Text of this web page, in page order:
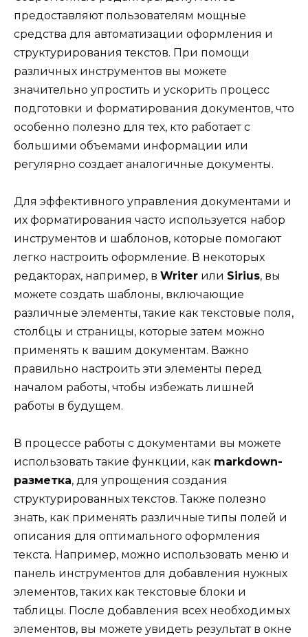
предоставляют пользователям мощные
средства для автоматизации оформления и
структурирования текстов. При помощи
различных инструментов вы можете
значительно упростить и ускорить процесс
подготовки и форматирования документов, что
особенно полезно для тех, кто работает с
большими объемами информации или
регулярно создает аналогичные документы.
Для эффективного управления документами и
их форматирования часто используется набор
инструментов и шаблонов, которые помогают
легко настроить оформление. В некоторых
редакторах, например, в Writer или Sirius, вы
можете создать шаблоны, включающие
различные элементы, такие как текстовые поля,
столбцы и страницы, которые затем можно
применять к вашим документам. Важно
правильно настроить эти элементы перед
началом работы, чтобы избежать лишней
работы в будущем.
В процессе работы с документами вы можете
использовать такие функции, как markdown-
разметка, для упрощения создания
структурированных текстов. Также полезно
знать, как применять различные типы полей и
описания для оптимального оформления
текста. Например, можно использовать меню и
панель инструментов для добавления нужных
элементов, таких как текстовые блоки и
таблицы. После добавления всех необходимых
элементов, вы можете увидеть результат в окне